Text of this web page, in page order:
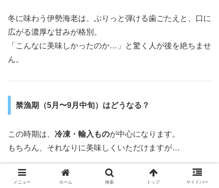
冬に味わう伊勢海老は、ぷりっと弾ける歯ごたえと、口に
広がる濃厚な甘みが格別。
「こんなに美味しかったのか…」と驚く人が後を絶ちませ
ん。
禁漁期（5月〜9月中旬）はどうなる？
この時期は、 冷凍・輸入ものが中心になります。
もちろん、それなりに美味しくいただけますが…
メニュー ホーム 検索 トップ サイドバー